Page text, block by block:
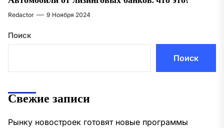
Redactor 9 Ноября 2024
Поиск
Поиск
Свежие записи
Рынку новостроек готовят новые программы